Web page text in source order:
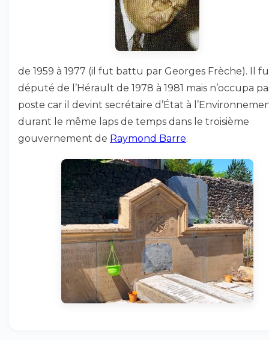
de 1959 à 1977 (il fut battu par Georges Frèche). Il
député de l’Hérault de 1978 à 1981 mais n’occupa
poste car il devint secrétaire d’État à
durant le même laps de temps dans le troisième
gouvernement de Raymond Barre.